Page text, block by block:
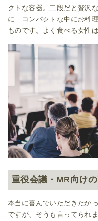
クトな容器。二段だと贅沢
に、コンパクトな中にお料
ものです。よく食べる女性
重役会議・MR向け
本当に喜んでいただきたか
ですが、そうも言ってられ